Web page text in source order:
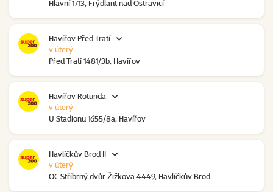
Hlavní 1713, Frýdlant nad Ostravicí
Havířov Před Tratí
Před Tratí 1481/3b, Havířov
v úterý
Havířov Rotunda
U Stadionu 1655/8a, Havířov
v úterý
Havlíčkův Brod II
OC Stříbrný dvůr Žižkova 4449, Havlíčkův Brod
v úterý